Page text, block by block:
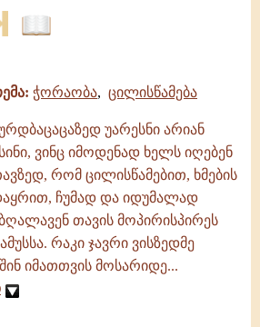
ჭორაობა, ცილისწამება
უარესნი არიან
ვინც იმოდენად ხელს იღებენ
რომ ცილისწამებით, ხმების
ჩუმად და იდუმალად
თავის მოპირისპირეს
რაკი ჯავრი ვისზედმე
იმათთვის მოსარიდე...